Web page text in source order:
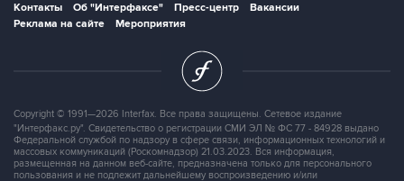
Контакты Об "Интерфаксе" Пресс-центр
Вакансии
Реклама на сайте
Мероприятия
Copyright © 1991—2026 Interfax. Все права защищены. Сетевое издание
"Интерфакс.ру". Свидетельство о регистрации СМИ ЭЛ № ФС 77 - 84928 выдано
Федеральной службой по надзору в сфере связи, информационных технологий и
массовых коммуникаций (Роскомнадзор) 21.03.2023. Вся информация,
размещенная на данном веб-сайте, предназначена только для персонального
пользования и не подлежит дальнейшему воспроизведению и/или